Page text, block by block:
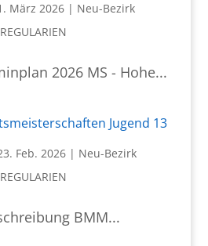
März 2026| Neu-Bezirk
2026 MS - Hohe...
Jugend 13
Feb. 2026| Neu-Bezirk
BMM...